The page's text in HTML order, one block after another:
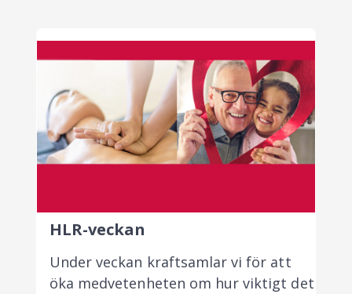
HLR-veckan
Under veckan kraftsamlar vi för att
öka medvetenheten om hur viktigt det